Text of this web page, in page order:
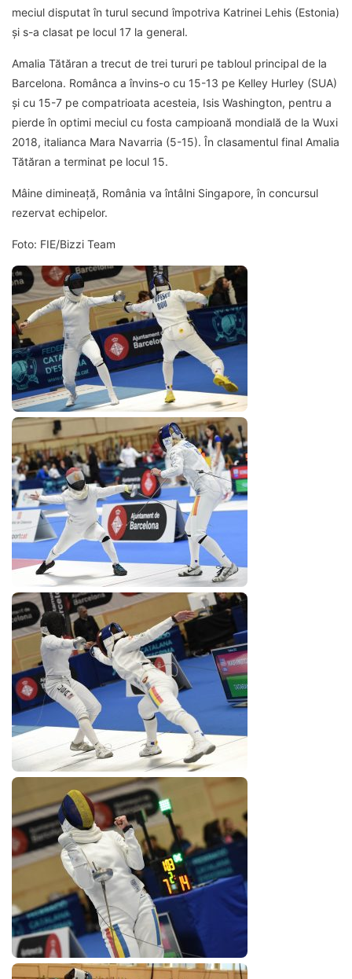
meciul disputat în turul secund împotriva Katrinei Lehis (Estonia)
și s-a clasat pe locul 17 la general.
Amalia Tătăran a trecut de trei tururi pe tabloul principal de la
Barcelona. Românca a învins-o cu 15-13 pe Kelley Hurley (SUA)
și cu 15-7 pe compatrioata acesteia, Isis Washington, pentru a
pierde în optimi meciul cu fosta campioană mondială de la Wuxi
2018, italianca Mara Navarria (5-15). În clasamentul final Amalia
Tătăran a terminat pe locul 15.
Mâine dimineață, România va întâlni Singapore, în concursul
rezervat echipelor.
Foto: FIE/Bizzi Team